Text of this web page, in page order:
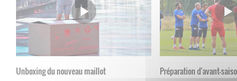
Unboxing du nouveau maillot Préparation d'avant-